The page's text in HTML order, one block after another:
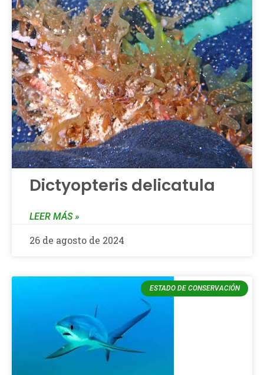
Dictyopteris delicatula
LEER MÁS »
26 de agosto de 2024
ESTADO DE CONSERVACIÓN